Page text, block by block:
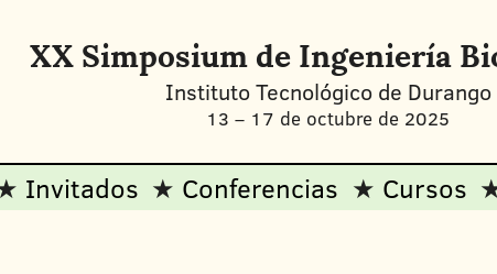
XX Simposium de Ingeniería
Instituto Tecnológico de Durango
13 – 17 de octubre de 2025
Invitados Conferencias Cursos